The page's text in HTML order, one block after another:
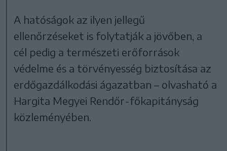
A hatóságok az ilyen jellegű
ellenőrzéseket is folytatják a jövőben, a
cél pedig a természeti erőforrások
védelme és a törvényesség biztosítása az
erdőgazdálkodási ágazatban – olvasható a
Hargita Megyei Rendőr-főkapitányság
közleményében.